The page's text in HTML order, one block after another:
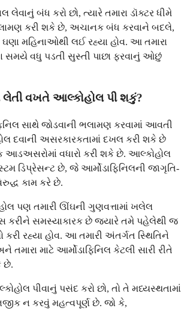
લેવાનું બંધ કરો છો, ત્યારે તમારા ડૉક્ટર ધીમે
કરી શકે છે, અચાનક બંધ કરવાને બદલે,
મહિનાઓથી લઈ રહ્યા હોવ. આ તમારા
સમયે વધુ પડતી સુસ્તી પાછા ફરવાનું ઓછું
લેતી વખતે આલ્કોહોલ પી શકું?
સાથે જોડવાની ભલામણ કરવામાં આવતી
દવાની અસરકારકતામાં દખલ કરી શકે છે
વધારો કરી શકે છે. આલ્કોહોલ
ડિપ્રેસન્ટ છે, જે આર્મોડાફિનિલની જાગૃતિ-
કામ કરે છે.
પણ તમારી ઊંઘની ગુણવત્તામાં ખલેલ
કરીને સમસ્યાકારક છે જ્યારે તમે પહેલેથી જ
કરી રહ્યા હોવ. આ તમારી અંતર્ગત સ્થિતિને
માટે આર્મોડાફિનિલ કેટલી સારી રીતે
છે.
પીવાનું પસંદ કરો છો, તો તે મધ્યસ્થતામાં
ન કરવું મહત્વપૂર્ણ છે. જો કે,